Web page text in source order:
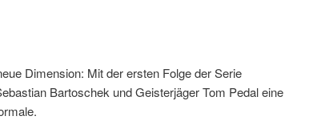
Dimension: Mit der ersten Folge der Serie
Bartoschek und Geisterjäger Tom Pedal eine